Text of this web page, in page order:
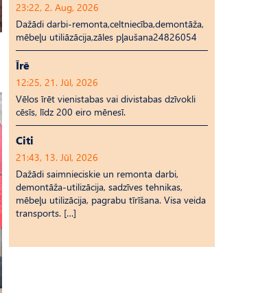
23:22, 2. Aug, 2026
Dažādi darbi-remonta,celtniecība,demontāža,
mēbeļu utiliāzācija,zāles pļaušana24826054
Īrē
12:25, 21. Jūl, 2026
Vēlos īrēt vienistabas vai divistabas dzīvokli
cēsīs, līdz 200 eiro mēnesī.
Citi
21:43, 13. Jūl, 2026
Dažādi saimnieciskie un remonta darbi,
demontāža-utilizācija, sadzīves tehnikas,
mēbeļu utilizācija, pagrabu tīrīšana. Visa veida
transports. […]